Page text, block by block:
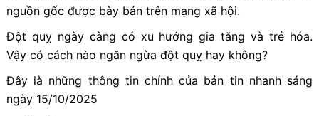
nguồn gốc được bày bán trên mạng xã hội.
Đột quỵ ngày càng có xu hướng gia tăng và trẻ hóa.
Vậy có cách nào ngăn ngừa đột quỵ hay không?
Đây là những thông tin chính của bản tin nhanh sáng
ngày 15/10/2025